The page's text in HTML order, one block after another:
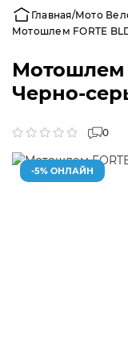
Главная Мото
Мотошлем FORTE
Мотошлем
Черно-
0
-5% ОНЛАЙН